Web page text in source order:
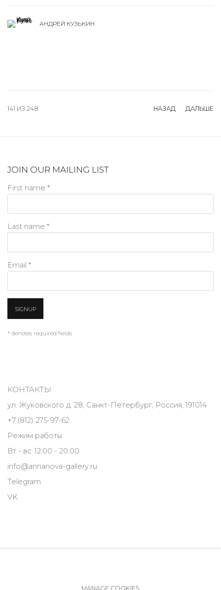
АНДРЕЙ КУЗЬКИН
НАЗАД ДАЛЬШЕ
141 ИЗ 248
JOIN OUR MAILING LIST
First name *
Last name *
Email *
SIGNUP
* denotes required fields
КОНТАКТЫ
ул. Жуковского д. 28, Санкт-Петербург, Россия, 191014
+7 (812) 275-97-62
Режим работы:
Вт - вс: 12:00 - 20:00
info@annanova-gallery.ru
Telegram
VK
MANAGE COOKIES